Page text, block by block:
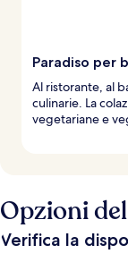
Paradiso per
Al ristorante, al
culinarie. La
vegetariane e
Opzioni
Verifica la